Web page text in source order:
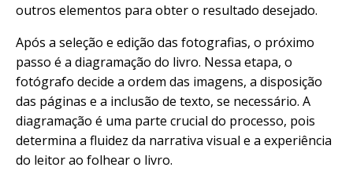
outros elementos para obter o resultado desejado.
Após a seleção e edição das fotografias, o próximo
passo é a diagramação do livro. Nessa etapa, o
fotógrafo decide a ordem das imagens, a disposição
das páginas e a inclusão de texto, se necessário. A
diagramação é uma parte crucial do processo, pois
determina a fluidez da narrativa visual e a experiência
do leitor ao folhear o livro.